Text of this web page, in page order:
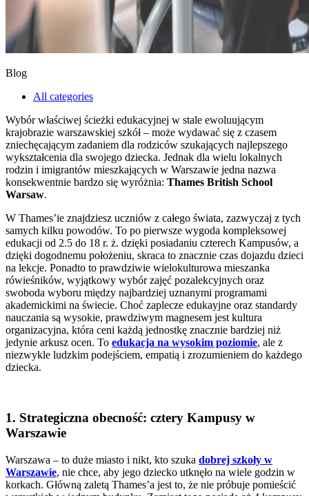
Blog
All categories
Wybór właściwej ścieżki edukacyjnej w stale ewoluującym
krajobrazie warszawskiej szkół – może wydawać się z czasem
zniechęcającym zadaniem dla rodziców szukających najlepszego
wykształcenia dla swojego dziecka. Jednak dla wielu lokalnych
rodzin i imigrantów mieszkających w Warszawie jedna nazwa
konsekwentnie bardzo się wyróżnia: Thames British School
Warsaw.
W Thames’ie znajdziesz uczniów z całego świata, zazwyczaj z tych
samych kilku powodów. To po pierwsze wygoda kompleksowej
edukacji od 2.5 do 18 r. ż. dzięki posiadaniu czterech Kampusów, a
dzięki dogodnemu położeniu, skraca to znacznie czas dojazdu dzieci
na lekcje. Ponadto to prawdziwie wielokulturowa mieszanka
rówieśników, wyjątkowy wybór zajęć pozalekcyjnych oraz
swoboda wyboru między najbardziej uznanymi programami
akademickimi na świecie. Choć zaplecze edukayjne oraz standardy
nauczania są wysokie, prawdziwym magnesem jest kultura
organizacyjna, która ceni każdą jednostkę znacznie bardziej niż
jedynie arkusz ocen. To edukacja na wysokim poziomie, ale z
niezwykle ludzkim podejściem, empatią i zrozumieniem do każdego
dziecka.
1. Strategiczna obecność: cztery Kampusy w
Warszawie
Warszawa – to duże miasto i nikt, kto szuka dobrej szkoły w
Warszawie, nie chce, aby jego dziecko utknęło na wiele godzin w
korkach. Główną zaletą Thames’a jest to, że nie próbuje pomieścić